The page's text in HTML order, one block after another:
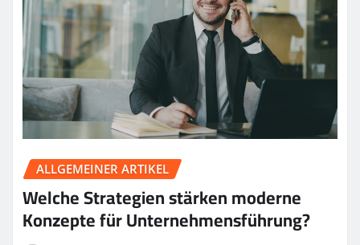
ALLGEMEINER ARTIKEL
Welche Strategien stärken moderne
Konzepte für Unternehmensführung?